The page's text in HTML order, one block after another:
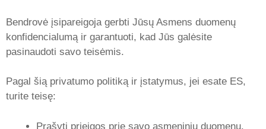
Bendrovė įsipareigoja gerbti Jūsų Asmens duomenų
konfidencialumą ir garantuoti, kad Jūs galėsite
pasinaudoti savo teisėmis.
Pagal šią privatumo politiką ir įstatymus, jei esate ES,
turite teisę:
Prašyti prieigos prie savo asmeninių duomenų.